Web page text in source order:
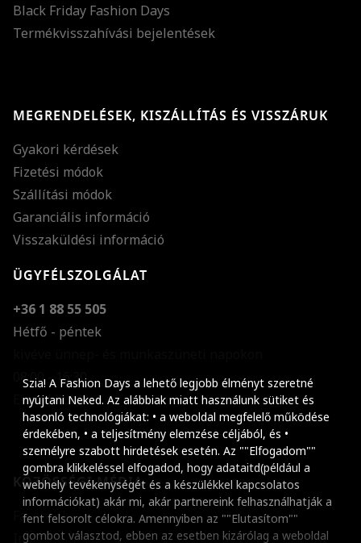
Szia! A Fashion Days a lehető legjobb élményt szeretné
nyújtani Neked. Az alábbiak miatt használunk sütiket és
hasonló technológiákat: • a weboldal megfelelő működése
érdekében, • a teljesítmény elemzése céljából, és •
személyre szabott hirdetések esetén. Az ""Elfogadom""
gombra klikkeléssel elfogadod, hogy adataitd(például a
webhely tevékenységét és a készülékkel kapcsolatos
információkat) akár mi, akár partnereink felhasználhatják a
fent felsorolt célokra. Amennyiben az ""Elutasítom""
gombot választod, ebben az esetben kizárólag a weboldal
Black Friday Fashion Days
Termékvisszahívási bejelentések
MEGRENDELÉSEK, KISZÁLLÍTÁS ÉS VISSZÁRUK
Gyakori kérdések
Fizetési módok
Szállítási módok
Garanciális információ
Visszaküldési információ
ÜGYFÉLSZOLGÁLAT
+36 1 88 55 505
Hétfő - péntek
08:00 - 16:30
E-mail küldése
KÖZÖSSÉGI MÉDIA
Facebook
Instagram
Szöveg méretének
Szóköz növelése
Szóköz csökkentése
Sortávolság
Sortávolság